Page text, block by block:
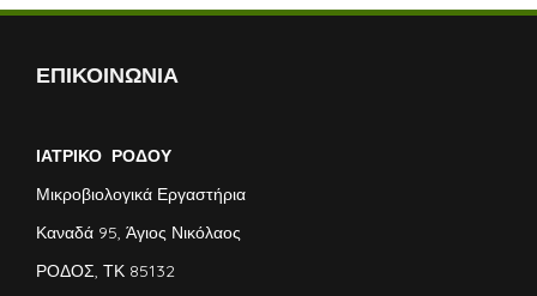
ΕΠΙΚΟΙΝΩΝΙΑ
ΙΑΤΡΙΚΟ ΡΟΔΟΥ
Μικροβιολογικά Εργαστήρια
Καναδά 95, Άγιος Νικόλαος
ΡΟΔΟΣ, ΤΚ 85132